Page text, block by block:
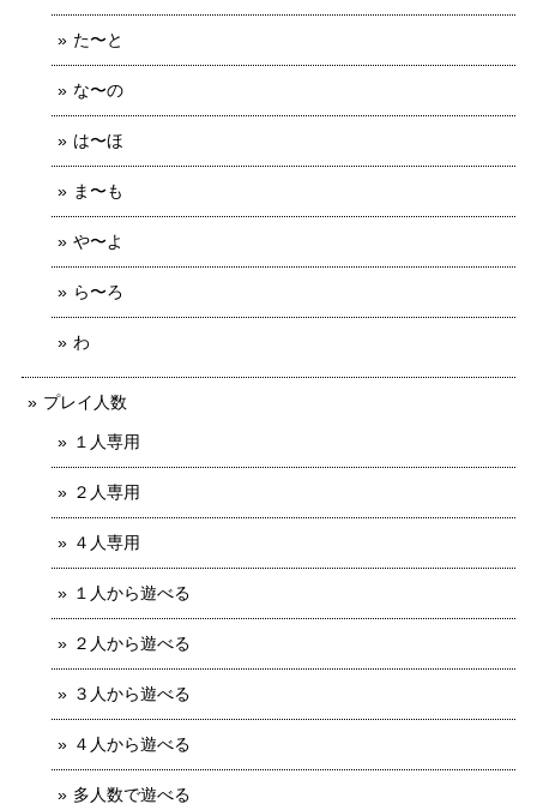
た〜と
な〜の
は〜ほ
ま〜も
や〜よ
ら〜ろ
わ
プレイ人数
１人専用
２人専用
４人専用
１人から遊べる
２人から遊べる
３人から遊べる
４人から遊べる
多人数で遊べる